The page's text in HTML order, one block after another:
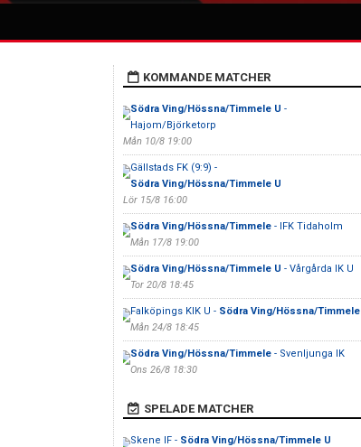
KOMMANDE MATCHER
Södra Ving/Hössna/Timmele U -
Hajom/Björketorp
Mån 10/8 19:00
Gällstads FK (9:9) -
Södra Ving/Hössna/Timmele U
Lör 15/8 16:00
Södra Ving/Hössna/Timmele- IFK Tidaholm
Mån 17/8 19:00
Södra Ving/Hössna/Timmele U - Vårgårda IK U
Tor 20/8 18:45
Falköpings KIK U - Södra Ving/Hössna/Timmele
Mån 24/8 18:45
Södra Ving/Hössna/Timmele- Svenljunga IK
Ons 26/8 18:30
SPELADE MATCHER
Skene IF - Södra Ving/Hössna/Timmele U